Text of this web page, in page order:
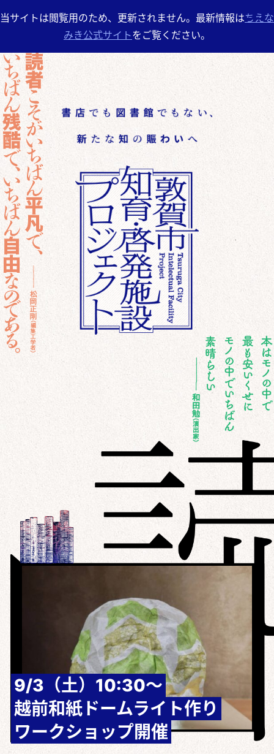
当サイトは閲覧用のため、更新されません。最新情報はちえな
みき公式サイトをご覧ください。
9/3（土）10:30～
越前和紙ドームライト作り
ワークショップ開催